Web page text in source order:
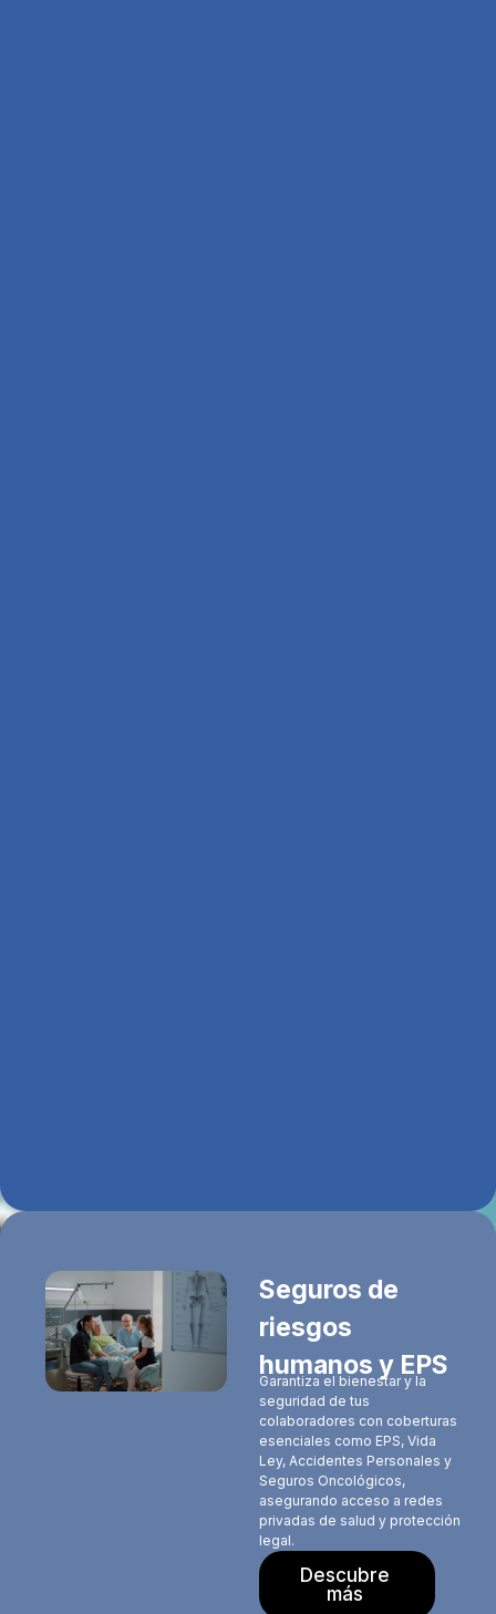
Seguros de
riesgos
humanos y EPS
Garantiza el bienestar y la
seguridad de tus
colaboradores con coberturas
esenciales como EPS, Vida
Ley, Accidentes Personales y
Seguros Oncológicos,
asegurando acceso a redes
privadas de salud y protección
legal.
Descubre
más